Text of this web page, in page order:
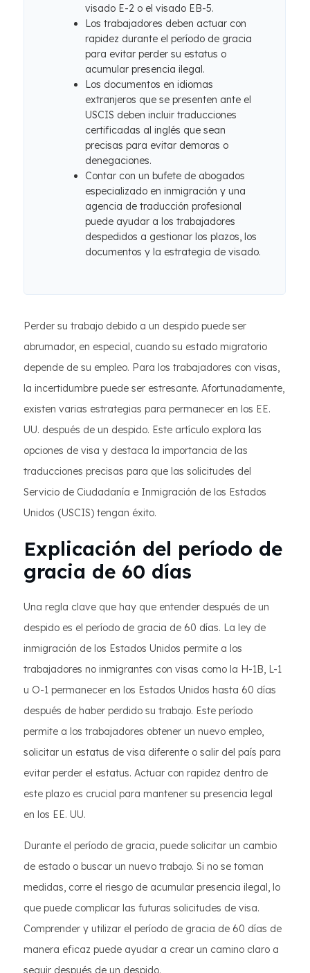
visado E-2 o el visado EB-5.
Los trabajadores deben actuar con
rapidez durante el período de gracia
para evitar perder su estatus o
acumular presencia ilegal.
Los documentos en idiomas
extranjeros que se presenten ante el
USCIS deben incluir traducciones
certificadas al inglés que sean
precisas para evitar demoras o
denegaciones.
Contar con un bufete de abogados
especializado en inmigración y una
agencia de traducción profesional
puede ayudar a los trabajadores
despedidos a gestionar los plazos, los
documentos y la estrategia de visado.
Perder su trabajo debido a un despido puede ser
abrumador, en especial, cuando su estado migratorio
depende de su empleo. Para los trabajadores con visas,
la incertidumbre puede ser estresante. Afortunadamente,
existen varias estrategias para permanecer en los EE.
UU. después de un despido. Este artículo explora las
opciones de visa y destaca la importancia de las
traducciones precisas para que las solicitudes del
Servicio de Ciudadanía e Inmigración de los Estados
Unidos (USCIS) tengan éxito.
Explicación del período de
gracia de 60 días
Una regla clave que hay que entender después de un
despido es el período de gracia de 60 días. La ley de
inmigración de los Estados Unidos permite a los
trabajadores no inmigrantes con visas como la H-1B, L-1
u O-1 permanecer en los Estados Unidos hasta 60 días
después de haber perdido su trabajo. Este período
permite a los trabajadores obtener un nuevo empleo,
solicitar un estatus de visa diferente o salir del país para
evitar perder el estatus. Actuar con rapidez dentro de
este plazo es crucial para mantener su presencia legal
en los EE. UU.
Durante el período de gracia, puede solicitar un cambio
de estado o buscar un nuevo trabajo. Si no se toman
medidas, corre el riesgo de acumular presencia ilegal, lo
que puede complicar las futuras solicitudes de visa.
Comprender y utilizar el período de gracia de 60 días de
manera eficaz puede ayudar a crear un camino claro a
seguir después de un despido.